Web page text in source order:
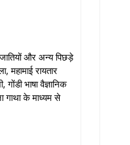
और अन्य पिछड़े
महामाई रायतार
भाषा वैज्ञानिक
गाथा के माध्यम से